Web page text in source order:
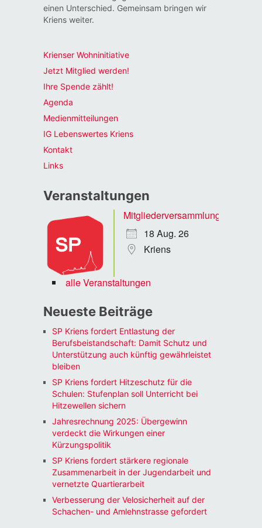
einen Unterschied. Gemeinsam bringen wir
Kriens weiter.
Krienser Wohninitiative
Jetzt Mitglied werden!
Ihre Spende zählt!
Agenda
Medienmitteilungen
IG Lebenswertes Kriens
Kontakt
Links
Veranstaltungen
Mitgliederversammlung
18 Aug. 26
Kriens
alle Veranstaltungen
Neueste Beiträge
SP Kriens fordert Entlastung der
Berufsbeistandschaft: Damit Schutz und
Unterstützung auch künftig gewährleistet
bleiben
SP Kriens fordert Hitzeschutz für die
Schulen: Stufenplan soll Unterricht bei
Hitzewellen sichern
Jahresrechnung 2025: Übergewinn
verdeckt die Wirkungen einer
Kürzungspolitik
SP Kriens fordert stärkere regionale
Zusammenarbeit in der Jugendarbeit und
vernetzte Quartierarbeit
Verbesserung der Velosicherheit auf der
Schachen- und Amlehnstrasse gefordert